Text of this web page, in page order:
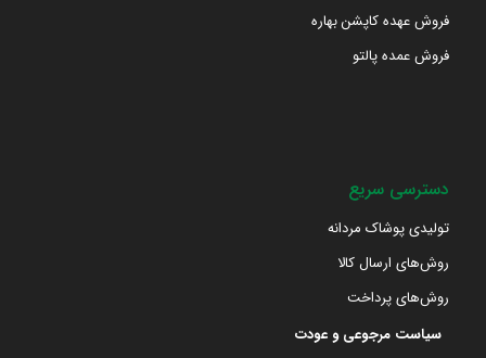
فروش عهده کاپشن بهاره
فروش عمده پالتو
دسترسی سریع
تولیدی پوشاک مردانه
روش‌های ارسال کالا
روش‌های پرداخت
سیاست مرجوعی و عودت